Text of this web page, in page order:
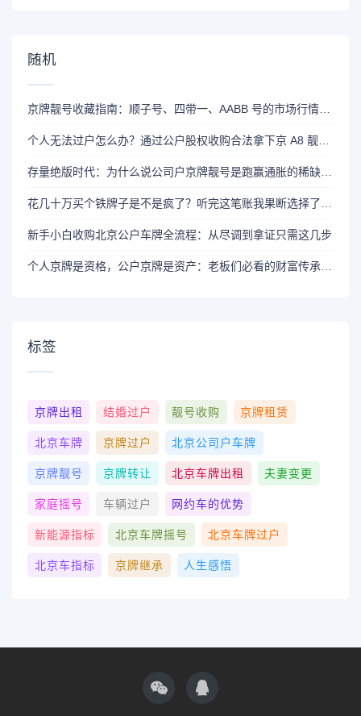
随机
京牌靓号收藏指南：顺子号、四带一、AABB 号的市场行情与寓意
个人无法过户怎么办？通过公户股权收购合法拿下京 A8 靓号全攻略
存量绝版时代：为什么说公司户京牌靓号是跑赢通胀的稀缺资源
花几十万买个铁牌子是不是疯了？听完这笔账我果断选择了公户收购
新手小白收购北京公户车牌全流程：从尽调到拿证只需这几步
个人京牌是资格，公户京牌是资产：老板们必看的财富传承逻辑
标签
京牌出租 结婚过户 靓号收购 京牌租赁
北京车牌 京牌过户 北京公司户车牌
京牌靓号 京牌转让 北京车牌出租 夫妻变更
家庭摇号 车辆过户 网约车的优势
新能源指标 北京车牌摇号 北京车牌过户
北京车指标 京牌继承 人生感悟